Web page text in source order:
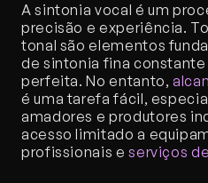
A sintonia vocal é um
precisão e experiência.
tonal são elementos
de sintonia fina constante
perfeita. No entanto,
é uma tarefa fácil,
amadores e produtores
acesso limitado a
profissionais e serviços